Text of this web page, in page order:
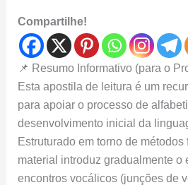
Compartilhe!
📌 Resumo Informativo (para o
Esta apostila de leitura é um
para apoiar o processo de
desenvolvimento inicial da
Estruturado em torno de
material introduz gradualmente o
encontros vocálicos (junções de